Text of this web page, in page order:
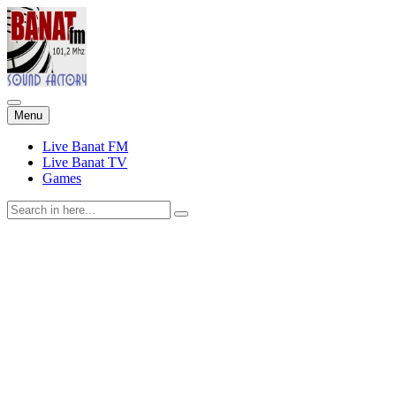
Menu Skip
to
content
Live Banat FM
Live Banat TV
Games
Search
for: